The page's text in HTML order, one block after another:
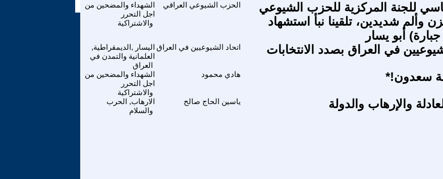
الشهداء والمضحين من
اجل التحرر
والاشتراكية
الحزب الشيوعي العراقي
للجنة المركزية للحزب الشيوعي
وألم شديدين، تلقينا نبأ استشهاد
أبو يسار
اليسار ,الديمقراطية,
العلمانية والتمدن في
العراق
اتحاد الشيوعيين في العراق في العراق بصدد الانتخابات
الشهداء والمضحين من
اجل التحرر
والاشتراكية
هادي محمود سعدون!*
الارهاب, الحرب
والسلام
ياسين الحاج صالح والإرهاب والدولة